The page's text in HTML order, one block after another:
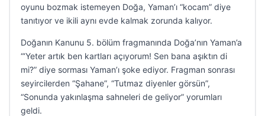
oyunu bozmak istemeyen Doğa, Yaman’ı “kocam” diye
tanıtıyor ve ikili aynı evde kalmak zorunda kalıyor.
Doğanın Kanunu 5. bölüm fragmanında Doğa’nın Yaman’a
“‘Yeter artık ben kartları açıyorum! Sen bana aşıktın di
mi?” diye sorması Yaman’ı şoke ediyor. Fragman sonrası
seyircilerden “Şahane”, “Tutmaz diyenler görsün”,
“Sonunda yakınlaşma sahneleri de geliyor” yorumları
geldi.